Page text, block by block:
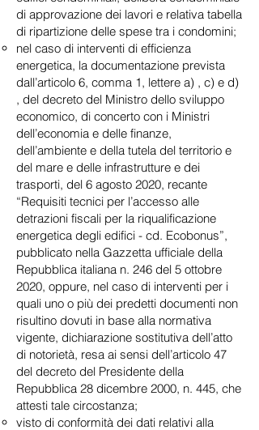
di approvazione dei lavori e relativa tabella
di ripartizione delle spese tra i condomini;
nel caso di interventi di efficienza
energetica, la documentazione prevista
dall’articolo 6, comma 1, lettere a) , c) e d)
, del decreto del Ministro dello sviluppo
economico, di concerto con i Ministri
dell’economia e delle finanze,
dell’ambiente e della tutela del territorio e
del mare e delle infrastrutture e dei
trasporti, del 6 agosto 2020, recante
“Requisiti tecnici per l’accesso alle
detrazioni fiscali per la riqualificazione
energetica degli edifici - cd. Ecobonus”,
pubblicato nella Gazzetta ufficiale della
Repubblica italiana n. 246 del 5 ottobre
2020, oppure, nel caso di interventi per i
quali uno o più dei predetti documenti non
risultino dovuti in base alla normativa
vigente, dichiarazione sostitutiva dell’atto
di notorietà, resa ai sensi dell’articolo 47
del decreto del Presidente della
Repubblica 28 dicembre 2000, n. 445, che
attesti tale circostanza;
visto di conformità dei dati relativi alla